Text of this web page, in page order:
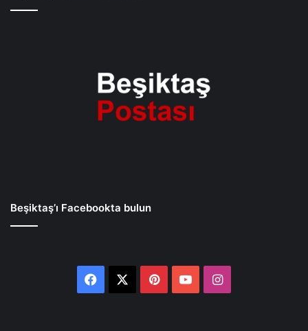
Beşiktaş’ı Facebookta bulun
Facebook PinterestYouTubeInstagram